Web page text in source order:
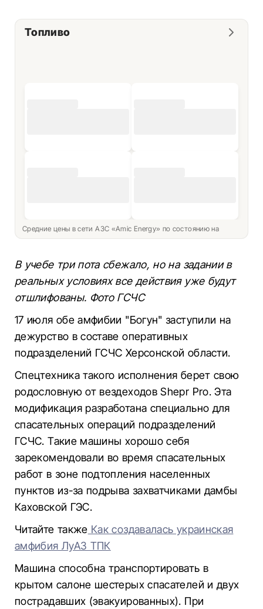
Топливо
Средние цены в сети АЗС «Amic Energy» по состоянию на
В учебе три пота сбежало, но на задании в
реальных условиях все действия уже будут
отшлифованы. Фото ГСЧС
17 июля обе амфибии "Богун" заступили на
дежурство в составе оперативных
подразделений ГСЧС Херсонской области.
Спецтехника такого исполнения берет свою
родословную от вездеходов Shepr Pro. Эта
модификация разработана специально для
спасательных операций подразделений
ГСЧС. Такие машины хорошо себя
зарекомендовали во время спасательных
работ в зоне подтопления населенных
пунктов из-за подрыва захватчиками дамбы
Каховской ГЭС.
Читайте также Как создавалась украинская
амфибия ЛуАЗ ТПК
Машина способна транспортировать в
крытом салоне шестерых спасателей и двух
пострадавших (эвакуированных). При